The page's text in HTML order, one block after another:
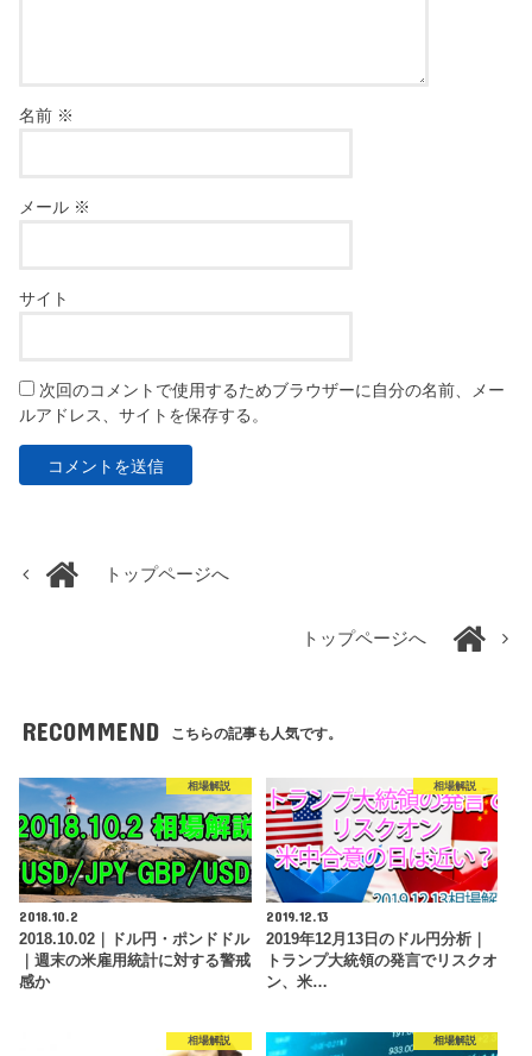
名前 ※
メール ※
サイト
次回のコメントで使用するためブラウザーに自分の名前、メー
ルアドレス、サイトを保存する。
トップページへ
トップページへ
RECOMMEND こちらの記事も人気です。
相場解説
2018.10.2
2018.10.02｜ドル円・ポンドドル
｜週末の米雇用統計に対する警戒
感か
相場解説
2019.12.13
2019年12月13日のドル円分析｜
トランプ大統領の発言でリスクオ
ン、米…
相場解説 相場解説